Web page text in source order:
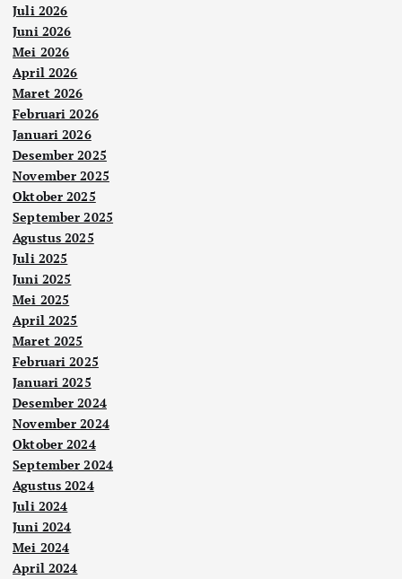
Juli 2026
Juni 2026
Mei 2026
April 2026
Maret 2026
Februari 2026
Januari 2026
Desember 2025
November 2025
Oktober 2025
September 2025
Agustus 2025
Juli 2025
Juni 2025
Mei 2025
April 2025
Maret 2025
Februari 2025
Januari 2025
Desember 2024
November 2024
Oktober 2024
September 2024
Agustus 2024
Juli 2024
Juni 2024
Mei 2024
April 2024